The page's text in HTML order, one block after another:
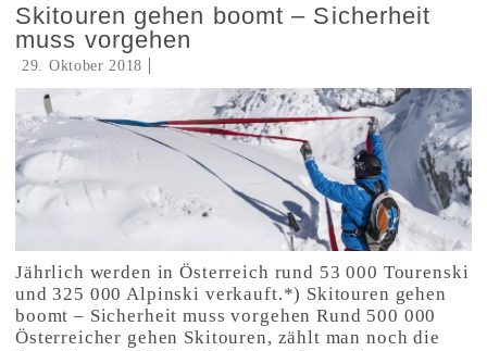
Skitouren gehen boomt – Sicherheit
muss vorgehen
29. Oktober 2018
Jährlich werden in Österreich rund 53 000 Tourenski
und 325 000 Alpinski verkauft.*) Skitouren gehen
boomt – Sicherheit muss vorgehen Rund 500 000
Österreicher gehen Skitouren, zählt man noch die